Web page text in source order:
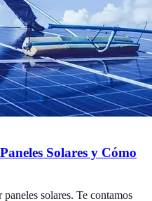
Solares y Cómo
solares. Te contamos